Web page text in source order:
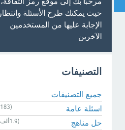
حيث يمكنك طرح الأسئلة وانتظار
الإجابة عليها من المستخدمين
الآخرين.
التصنيفات
جميع التصنيفات
اسئلة عامة
(183)
حل مناهج (1.9ألف)